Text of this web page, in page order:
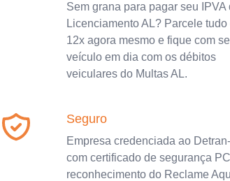
Sem grana para pagar seu IPVA
Licenciamento AL? Parcele tudo
12x agora mesmo e fique com
veículo em dia com os débitos
veiculares do Multas AL.
Seguro
Empresa credenciada ao
com certificado de segurança
reconhecimento do Reclame